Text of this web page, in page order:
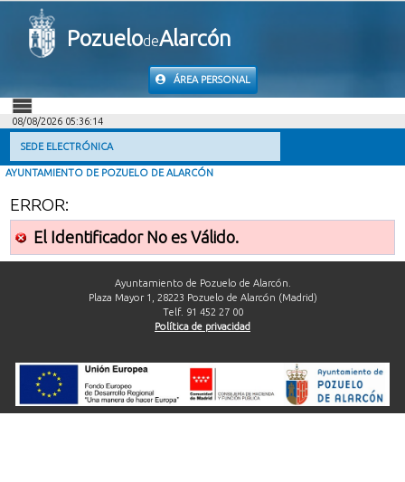
PozuelodeAlarcón
ÁREA PERSONAL
INICIO
MI CARPETA
INFORMACIÓN MUNICIPAL
AYUDA
08/08/2026 05:36:14
SEDE ELECTRÓNICA
AYUNTAMIENTO DE POZUELO DE ALARCÓN
ERROR:
El Identificador No es Válido.
Ayuntamiento de Pozuelo de Alarcón.
Plaza Mayor 1, 28223 Pozuelo de Alarcón (Madrid)
Telf. 91 452 27 00
Política de privacidad